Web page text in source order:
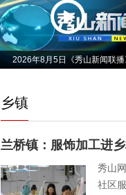
2026年8月5日《秀山新闻联播
乡镇
兰桥镇：服饰加工进
秀山
社区